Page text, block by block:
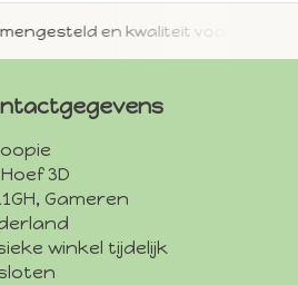
en kwaliteit voorop.
3D
Gameren
winkel tijdelijk